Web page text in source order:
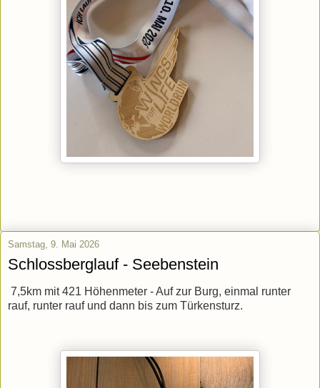
Samstag, 9. Mai 2026
Schlossberglauf - Seebenstein
7,5km mit 421 Höhenmeter - Auf zur Burg, einmal runter
rauf, runter rauf und dann bis zum Türkensturz.